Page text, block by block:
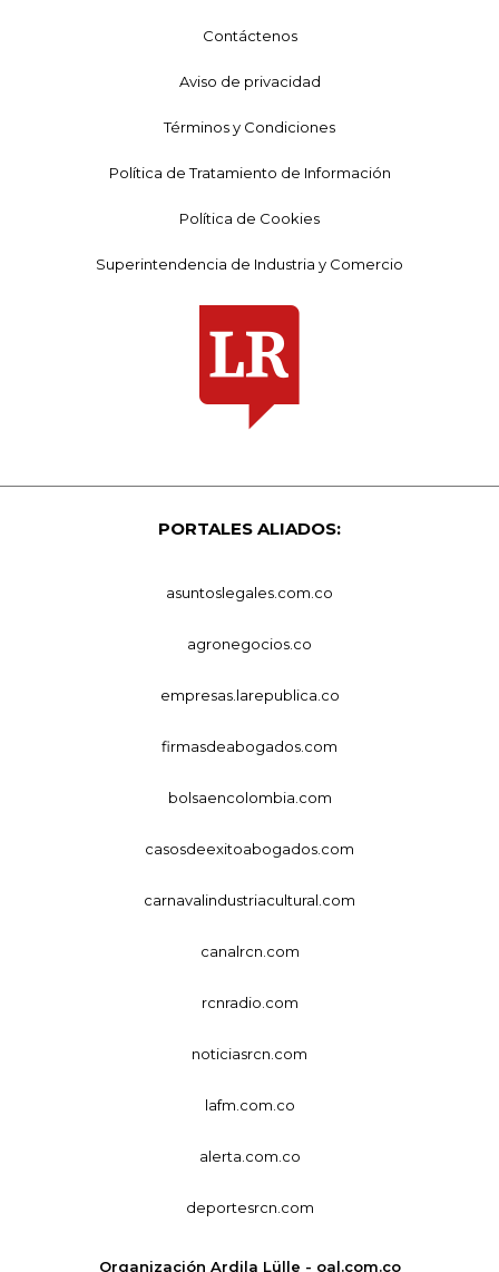
Contáctenos
Aviso de privacidad
Términos y Condiciones
Política de Tratamiento de Información
Política de Cookies
Superintendencia de Industria y Comercio
PORTALES ALIADOS:
asuntoslegales.com.co
agronegocios.co
empresas.larepublica.co
firmasdeabogados.com
bolsaencolombia.com
casosdeexitoabogados.com
carnavalindustriacultural.com
canalrcn.com
rcnradio.com
noticiasrcn.com
lafm.com.co
alerta.com.co
deportesrcn.com
Organización Ardila Lülle - oal.com.co